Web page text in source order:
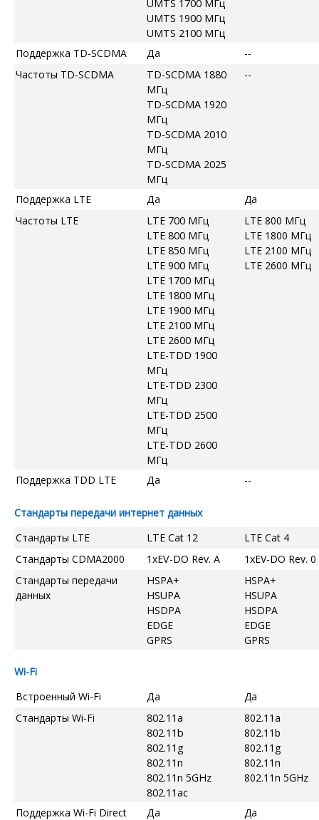
UMTS 1700 МГц
UMTS 1900 МГц
UMTS 2100 МГц
Поддержка TD-SCDMA
Да
--
Частоты TD-SCDMA
TD-SCDMA 1880
МГц
TD-SCDMA 1920
МГц
TD-SCDMA 2010
МГц
TD-SCDMA 2025
МГц
--
Поддержка LTE Да
Да
Частоты LTE
LTE 700 МГц
LTE 800 МГц
LTE 850 МГц
LTE 900 МГц
LTE 1700 МГц
LTE 1800 МГц
LTE 1900 МГц
LTE 2100 МГц
LTE 2600 МГц
LTE-TDD 1900
МГц
LTE-TDD 2300
МГц
LTE-TDD 2500
МГц
LTE-TDD 2600
МГц
LTE 800 МГц
LTE 1800 МГц
LTE 2100 МГц
LTE 2600 МГц
Поддержка TDD LTE Да --
Стандарты передачи интернет данных
Стандарты LTE
LTE Cat 12
LTE Cat 4
Стандарты CDMA2000
1xEV-DO Rev. A
1xEV-DO Rev. 0
Стандарты передачи
данных
HSPA+
HSUPA
HSDPA
EDGE
GPRS
HSPA+
HSUPA
HSDPA
EDGE
GPRS
Wi-Fi
Встроенный Wi-Fi
Да
Да
Стандарты Wi-Fi
802.11a
802.11b
802.11g
802.11n
802.11n 5GHz
802.11ac
802.11a
802.11b
802.11g
802.11n
802.11n 5GHz
Поддержка Wi-Fi Direct Да
Да